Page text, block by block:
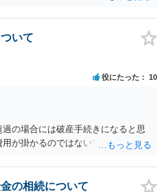
いて
役にたった 10
の場合には破産手続きになると思
が掛かるのではないでしょうか。
の相続について